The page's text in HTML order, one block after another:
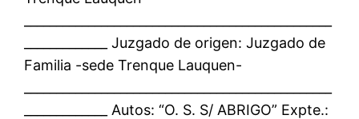
_____________ Juzgado de origen: Juzgado de
Familia -sede Trenque Lauquen-
_____________ Autos: “O. S. S/ ABRIGO” Expte.: